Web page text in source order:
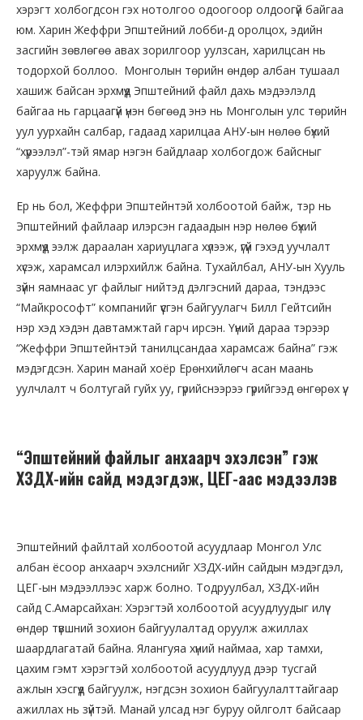
хэрэгт холбогдсон гэх нотолгоо одоогоор олдоогүй байгаа
юм. Харин Жеффри Эпштейний лобби-д оролцох, эдийн
засгийн зөвлөгөө авах зорилгоор уулзсан, харилцсан нь
тодорхой боллоо. Монголын төрийн өндөр албан тушаал
хашиж байсан эрхмүүд Эпштейний файл дахь мэдээлэлд
байгаа нь гарцаагүй үнэн бөгөөд энэ нь Монголын улс төрийн
уул уурхайн салбар, гадаад харилцаа АНУ-ын нөлөө бүхий
“хүрээлэл”-тэй ямар нэгэн байдлаар холбогдож байсныг
харуулж байна.
Ер нь бол, Жеффри Эпштейнтэй холбоотой байж, тэр нь
Эпштейний файлаар илэрсэн гадаадын нэр нөлөө бүхий
эрхмүүд ээлж дараалан хариуцлага хүлээж, үгүй гэхэд уучлалт
хүсэж, харамсал илэрхийлж байна. Тухайлбал, АНУ-ын Хууль
зүйн яамнаас уг файлыг нийтэд дэлгэсний дараа, тэндээс
“Майкрософт” компанийг үүсгэн байгуулагч Билл Гейтсийн
нэр хэд хэдэн давтамжтай гарч ирсэн. Үүний дараа тэрээр
“Жеффри Эпштейнтэй танилцсандаа харамсаж байна” гэж
мэдэгдсэн. Харин манай хоёр Ерөнхийлөгч асан маань
уулчлалт ч болтугай гуйх уу, гүрийснээрээ гүрийгээд өнгөрөх үү.
“Эпштейний файлыг анхаарч эхэлсэн” гэж
ХЗДХ-ийн сайд мэдэгдэж, ЦЕГ-аас мэдээлэв
Эпштейний файлтай холбоотой асуудлаар Монгол Улс
албан ёсоор анхаарч эхэлснийг ХЗДХ-ийн сайдын мэдэгдэл,
ЦЕГ-ын мэдээллээс харж болно. Тодруулбал, ХЗДХ-ийн
сайд С.Амарсайхан: Хэрэгтэй холбоотой асуудлуудыг илүү
өндөр түвшний зохион байгуулалтад оруулж ажиллах
шаардлагатай байна. Ялангуяа хүний наймаа, хар тамхи,
цахим гэмт хэрэгтэй холбоотой асуудлууд дээр тусгай
ажлын хэсгүүд байгуулж, нэгдсэн зохион байгуулалттайгаар
ажиллах нь зүйтэй. Манай улсад нэг буруу ойлголт байсаар